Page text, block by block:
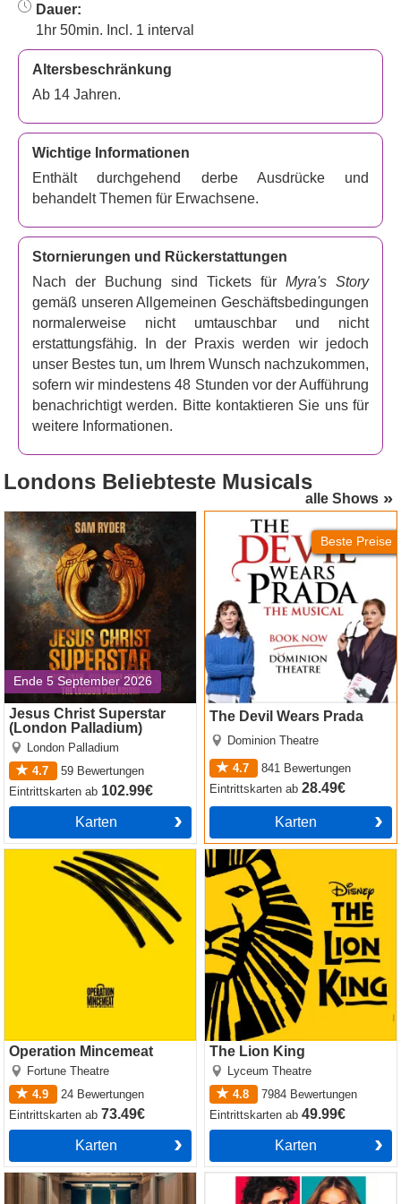
Vorstellungen im Palais de Varietie Spiegeltent in den
George Square Gardens von Edinburgh gegeben.
Dies ist eine mitreißende Schauspiel-Meisterklasse, die
Sie auf eine unvergessliche Reise durch die gesamte
Bandbreite menschlicher Emotionen mitnimmt – ein Fest
aus Lachen und Tränen, Freude und Verzweiflung, alles
in perfekter Perfektion in einem 90-minütigen Meisterwerk
präsentiert. Anderthalb Stunden pures Erzählvergnügen
erwarten Sie.
Worum geht es in Myras Geschichte?
Der Star der Show ist Myra McLaughlin, eine obdachlose,
Straßen durchschlägt. Sie hat unglaubliche Geschichten
aus ihrer wilden Vergangenheit zu erzählen, in der sie
allerlei verrückte Abenteuer erlebte. Die Schauspielerin
verkörpert all die Rollen, von denen die Figur spricht,
lebendig und inspirierend und erweckt Myra mit
unglaublichem Können und Feingefühl zum Leben.
Für wen ist Myras Geschichte gedacht?
Jahre und älter.
Kaufen Sie Tickets für Myras
Geschichte
Auf unserer Website können Sie Tickets für Myra's Story
einfach und schnell kaufen. Wir senden Ihnen die Tickets
per E-Mail zu, die Sie am Veranstaltungstag vorzeigen
müssen.
Dauer:
1hr 50min. Incl. 1 interval
Altersbeschränkung
Ab 14 Jahren.
Wichtige Informationen
Enthält durchgehend derbe Ausdrücke und
behandelt Themen für Erwachsene.
Stornierungen und Rückerstattungen
Nach der Buchung sind Tickets für Myra's Story
gemäß unseren Allgemeinen Geschäftsbedingungen
normalerweise nicht umtauschbar und nicht
erstattungsfähig. In der Praxis werden wir jedoch
unser Bestes tun, um Ihrem Wunsch nachzukommen,
sofern wir mindestens 48 Stunden vor der Aufführung
benachrichtigt werden. Bitte kontaktieren Sie uns für
weitere Informationen.
alle Shows
Londons Beliebteste Musicals
Ende 5 September 2026
Jesus Christ Superstar
(London Palladium)
London Palladium
4.7
59 Bewertungen
Eintrittskartenab 102.99€
Karten
Jesus Christ Superstar
(London Palladium)
Beste Preise
The Devil Wears Prada
Dominion Theatre
4.7 841 Bewertungen
Eintrittskartenab28.49€
Karten
The Devil Wears Prada
Operation Mincemeat
Fortune Theatre
4.9
24 Bewertungen
Eintrittskartenab 73.49€
Karten
Operation Mincemeat
The Lion King
Lyceum Theatre
4.8
7984 Bewertungen
Eintrittskartenab49.99€
Karten
The Lion King
Witness for the Prosecution
by Agatha Christie
The Truth